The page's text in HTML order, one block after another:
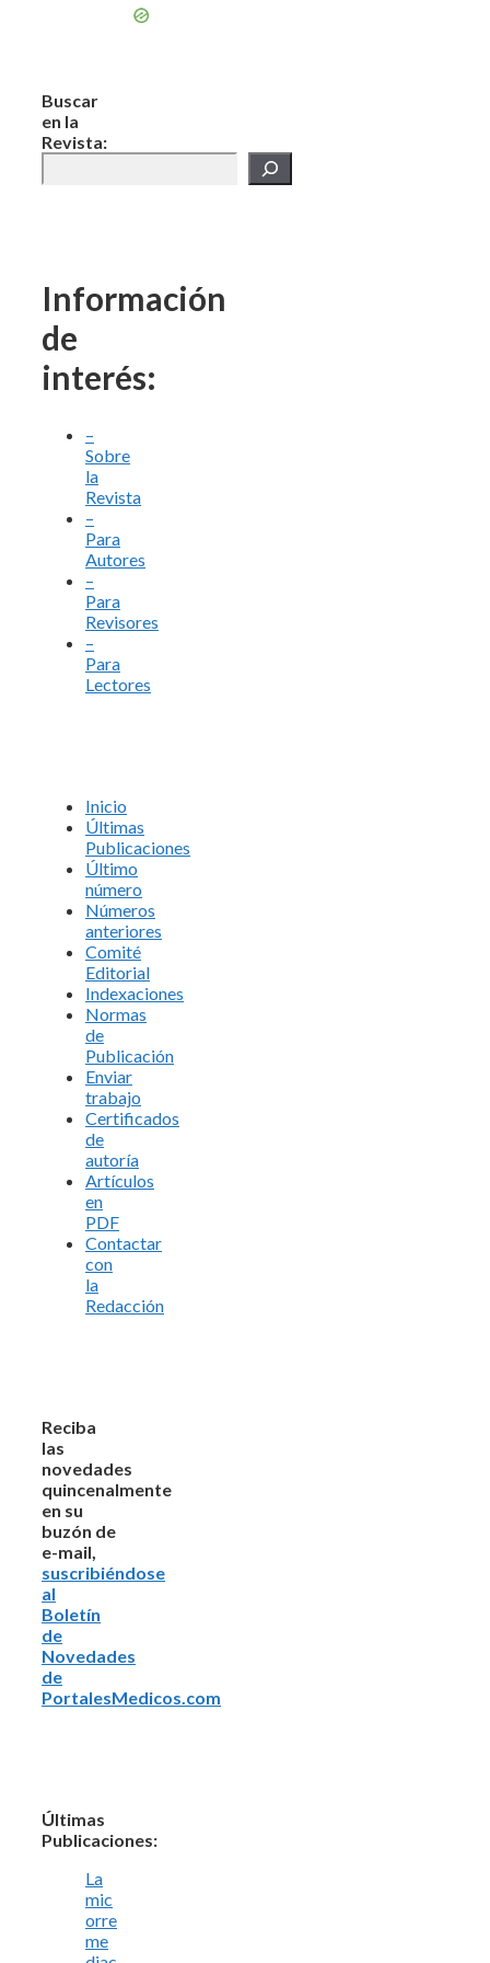
Buscar
en la
Revista:
Información
de
interés:
–
Sobre
la
Revista
–
Para
Autores
–
Para
Revisores
–
Para
Lectores
Inicio
Últimas
Publicaciones
Último
número
Números
anteriores
Comité
Editorial
Indexaciones
Normas
de
Publicación
Enviar
trabajo
Certificados
de
autoría
Artículos
en
PDF
Contactar
con
la
Redacción
Reciba
las
novedades
quincenalmente
en su
buzón de
e-mail,
suscribiéndose
al
Boletín
de
Novedades
de
PortalesMedicos.com
Últimas
Publicaciones:
La
mic
orre
me